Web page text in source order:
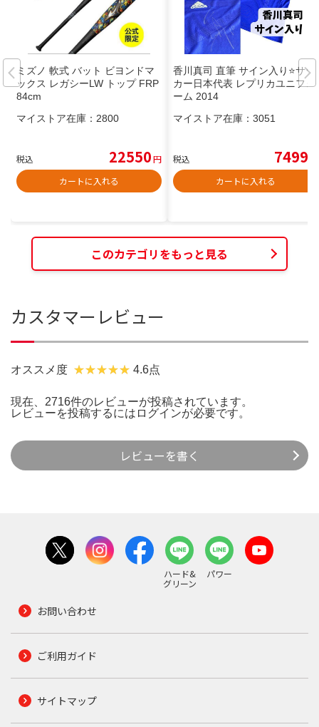
ミズノ 軟式 バット ビヨンドマ
ックス レガシーLW トップ FRP
84cm
マイストア在庫： 2800
税込 22550円
カートに入れる
香川真司 直筆 サイン入り⭐️サッ
カー日本代表 レプリカユニフォ
ーム 2014
マイストア在庫： 3051
税込 7499
カートに入れる
このカテゴリをもっと見る
カスタマーレビュー
オススメ度 4.6点
現在、2716件のレビューが投稿されています。
レビューを投稿するには ログインが必要です。
レビューを書く
ハード&
グリーン
パワー
お問い合わせ
ご利用ガイド
サイトマップ